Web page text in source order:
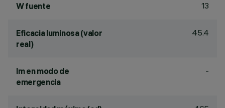
W fuente 13
Eficacia luminosa (valor
real)
45.4
lm en modo de
emergencia
-